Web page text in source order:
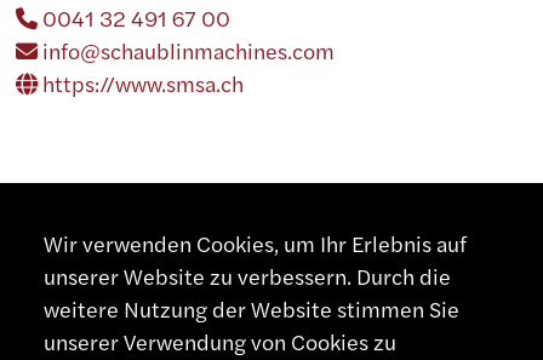
0041 32 491 67 00
info@schaublinmachines.com
https://www.smsa.ch
NEUSEELAND
SCHAUBLIN MACHINES SA
Wir verwenden Cookies, um Ihr Erlebnis auf
unserer Website zu verbessern. Durch die
weitere Nutzung der Website stimmen Sie
unserer Verwendung von Cookies zu